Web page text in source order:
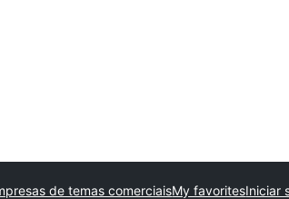
de temas comerciaisMy favoritesIniciar